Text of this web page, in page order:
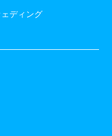
ディング